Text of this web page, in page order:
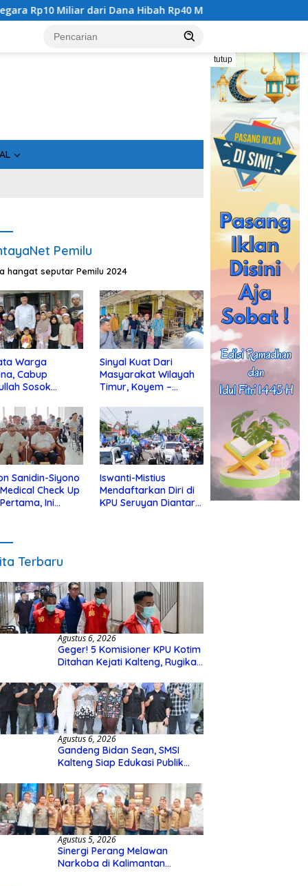
dari Dana Hibah Rp40 Miliar Gandeng Bidan Sean,
tutup
Pemilu
hangat seputar Pemilu 2024
Warga
Cabup
Sosok
Sinyal Kuat Dari
Masyarakat Wilayah
Timur, Koyem –
di Kotim
Sanidin-Siyono
Check Up
Ini
Iswanti-Mistius
Mendaftarkan Diri di
KPU Seruyan Diantar
Terbaru
Agustus 6, 2026
Geger! 5 Komisioner KPU Kotim
Ditahan Kejati Kalteng, Rugikan
Hibah Rp40 Miliar
Agustus 6, 2026
Gandeng Bidan Sean, SMSI
Kalteng Siap Edukasi Publik
Agustus 5, 2026
Sinergi Perang Melawan
Narkoba di Kalimantan